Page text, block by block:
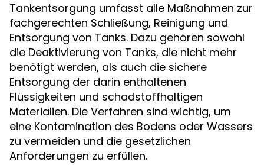
Tankentsorgung umfasst alle Maßnahmen zur
fachgerechten Schließung, Reinigung und
Entsorgung von Tanks. Dazu gehören sowohl
die Deaktivierung von Tanks, die nicht mehr
benötigt werden, als auch die sichere
Entsorgung der darin enthaltenen
Flüssigkeiten und schadstoffhaltigen
Materialien. Die Verfahren sind wichtig, um
eine Kontamination des Bodens oder Wassers
zu vermeiden und die gesetzlichen
Anforderungen zu erfüllen.